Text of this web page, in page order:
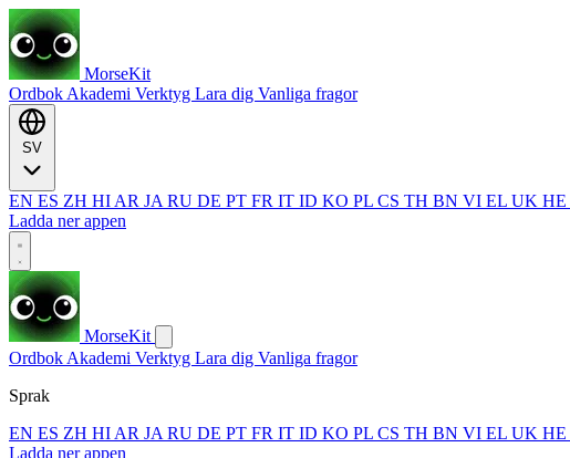
MorseKit
Ordbok Akademi Verktyg Lara dig Vanliga fragor
EN ES ZH HI AR JA RU DE PT FR IT ID KO PL CS TH BN VI EL UK HE
Ladda ner appen
MorseKit
Ordbok Akademi Verktyg Lara dig Vanliga fragor
Sprak
EN ES ZH HI AR JA RU DE PT FR IT ID KO PL CS TH BN VI EL UK HE
Ladda ner appen